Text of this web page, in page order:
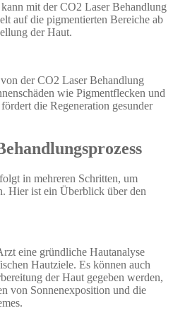
mit der CO2 Laser Behandlung
auf die pigmentierten Bereiche ab
der Haut.
der CO2 Laser Behandlung
wie Pigmentflecken und
die Regeneration gesunder
in mehreren Schritten, um
Hier ist ein Überblick über den
eine gründliche Hautanalyse
Hautziele. Es können auch
der Haut gegeben werden,
von Sonnenexposition und die